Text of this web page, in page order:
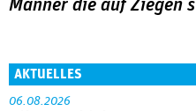
Männer die auf Ziegen
AKTUELLES
06.08.2026